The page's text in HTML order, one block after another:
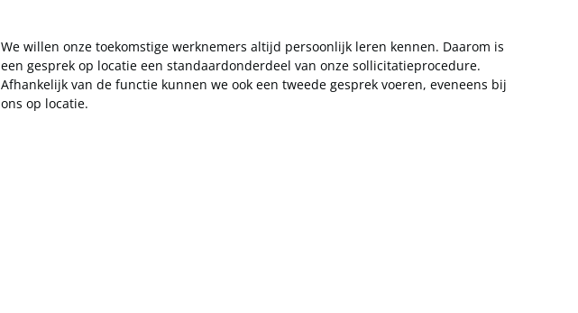
We willen onze toekomstige werknemers altijd persoonlijk leren kennen. Daarom is
een gesprek op locatie een standaardonderdeel van onze sollicitatieprocedure.
Afhankelijk van de functie kunnen we ook een tweede gesprek voeren, eveneens bij
ons op locatie.